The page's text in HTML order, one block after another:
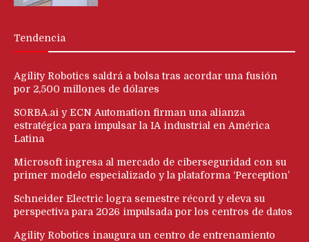
Tendencia
Agility Robotics saldrá a bolsa tras acordar una fusión
por 2,500 millones de dólares
SORBA.ai y ECN Automation firman una alianza
estratégica para impulsar la IA industrial en América
Latina
Microsoft ingresa al mercado de ciberseguridad con su
primer modelo especializado y la plataforma ‘Perception’
Schneider Electric logra semestre récord y eleva su
perspectiva para 2026 impulsada por los centros de datos
Agility Robotics inaugura un centro de entrenamiento